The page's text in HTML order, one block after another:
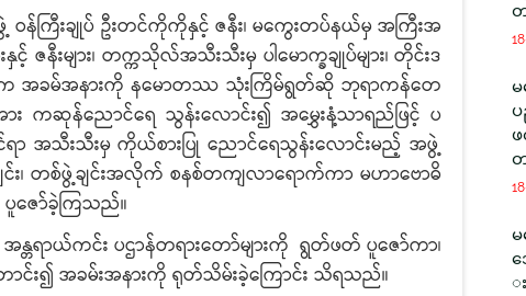
ကြီးချုပ် ဦးတင်ကိုကိုနှင့် ဇနီး၊ မကွေးတပ်နယ်မှ အကြီးအ
င့် ဇနီးများ၊ တက္ကသိုလ်အသီးသီးမှ ပါမောက္ခချုပ်များ၊ တိုင်းဒ
က အခမ်အနားကို နမောတဿ သုံးကြိမ်ရွတ်ဆို ဘုရာကန်‌တေ
ကဆုန်ညောင်ရေ သွန်းလောင်း၍ အမွှေးနံ့သာရည်ဖြင့် ပ
င်ရာ အသီးသီးမှ ကိုယ်စားပြု ညောင်ရေသွန်းလောင်းမည့် အဖွဲ့
ျင်း၊ တစ်ဖွဲ့ချင်းအလိုက် စနစ်တကျလာရောက်ကာ မဟာဗောဓိ
ဇော်ခဲ့ကြသည်။
ာယ်ကင်း ပဌာန်တရားတော်များကို ရွတ်ဖတ် ပူဇော်ကာ၊
း၍ အခမ်းအနားကို ရုတ်သိမ်းခဲ့ကြောင်း သိရသည်။
ပ
ဖ
း